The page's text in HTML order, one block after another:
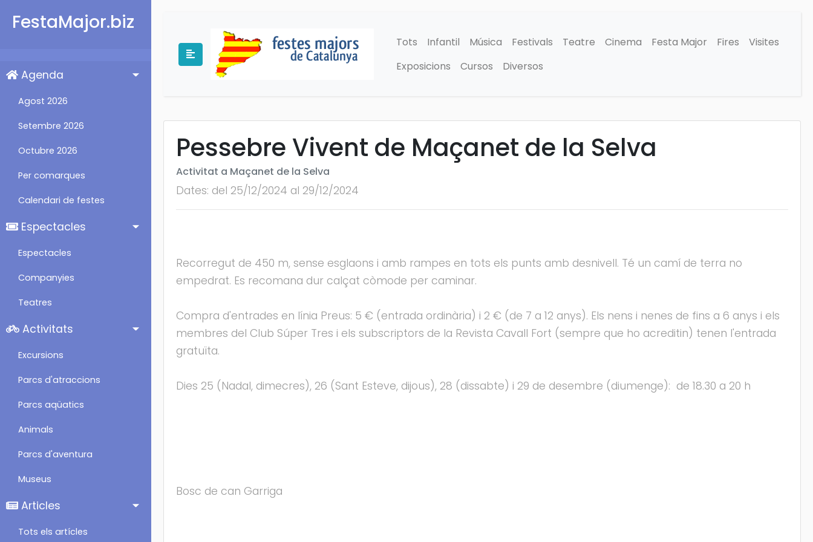
FestaMajor.biz
Agenda
Agost 2026
Setembre 2026
Octubre 2026
Per comarques
Calendari de festes
Espectacles
Espectacles
Companyies
Teatres
Activitats
Excursions
Parcs d'atraccions
Parcs aqüatics
Animals
Parcs d'aventura
Museus
Articles
Tots els artícles
Tots Infantil Música Festivals Teatre Cinema Festa Major Fires
Visites
Exposicions
Cursos Diversos
Pessebre Vivent de Maçanet de la Selva
Activitat a Maçanet de la Selva
Dates: del 25/12/2024 al 29/12/2024
Recorregut de 450 m, sense esglaons i amb rampes en tots els punts amb desnivell. Té un camí de terra no
empedrat. Es recomana dur calçat còmode per caminar.
Compra d'entrades en línia Preus: 5 € (entrada ordinària) i 2 € (de 7 a 12 anys). Els nens i nenes de fins a 6 anys i els
membres del Club Súper Tres i els subscriptors de la Revista Cavall Fort (sempre que ho acreditin) tenen l'entrada
gratuïta.
Dies 25 (Nadal, dimecres), 26 (Sant Esteve, dijous), 28 (dissabte) i 29 de desembre (diumenge): de 18.30 a 20 h
Bosc de can Garriga